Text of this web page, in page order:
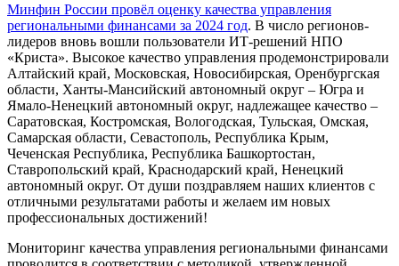
Минфин России провёл оценку качества управления
региональными финансами за 2024 год. В число регионов-
лидеров вновь вошли пользователи ИТ-решений НПО
«Криста». Высокое качество управления продемонстрировали
Алтайский край, Московская, Новосибирская, Оренбургская
области, Ханты-Мансийский автономный округ – Югра и
Ямало-Ненецкий автономный округ, надлежащее качество –
Саратовская, Костромская, Вологодская, Тульская, Омская,
Самарская области, Севастополь, Республика Крым,
Чеченская Республика, Республика Башкортостан,
Ставропольский край, Краснодарский край, Ненецкий
автономный округ. От души поздравляем наших клиентов с
отличными результатами работы и желаем им новых
профессиональных достижений!
Мониторинг качества управления региональными финансами